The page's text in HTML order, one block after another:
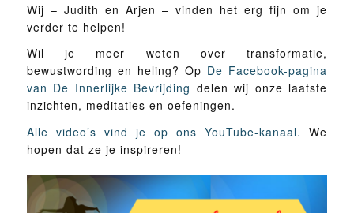
Wij – Judith en Arjen – vinden het erg fijn om je
verder te helpen!
Wil je meer weten over transformatie,
bewustwording en heling? Op De Facebook-pagina
van De Innerlijke Bevrijding delen wij onze laatste
inzichten, meditaties en oefeningen.
Alle video’s vind je op ons YouTube-kanaal. We
hopen dat ze je inspireren!